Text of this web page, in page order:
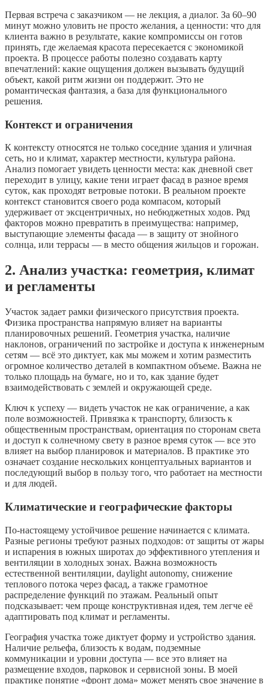
Первая встреча с заказчиком — не лекция, а диалог. За 60–90
минут можно уловить не просто желания, а ценности: что для
клиента важно в результате, какие компромиссы он готов
принять, где желаемая красота пересекается с экономикой
проекта. В процессе работы полезно создавать карту
впечатлений: какие ощущения должен вызывать будущий
объект, какой ритм жизни он поддержит. Это не
романтическая фантазия, а база для функционального
решения.
Контекст и ограничения
К контексту относятся не только соседние здания и уличная
сеть, но и климат, характер местности, культура района.
Анализ помогает увидеть ценности места: как дневной свет
переходит в улицу, какие тени играет фасад в разное время
суток, как проходят ветровые потоки. В реальном проекте
контекст становится своего рода компасом, который
удерживает от эксцентричных, но небюджетных ходов. Ряд
факторов можно превратить в преимущества: например,
выступающие элементы фасада — в защиту от знойного
солнца, или террасы — в место общения жильцов и горожан.
2. Анализ участка: геометрия, климат
и регламенты
Участок задает рамки физического присутствия проекта.
Физика пространства напрямую влияет на варианты
планировочных решений. Геометрия участка, наличие
наклонов, ограничений по застройке и доступа к инженерным
сетям — всё это диктует, как мы можем и хотим разместить
огромное количество деталей в компактном объеме. Важна не
только площадь на бумаге, но и то, как здание будет
взаимодействовать с землей и окружающей среде.
Ключ к успеху — видеть участок не как ограничение, а как
поле возможностей. Привязка к транспорту, близость к
общественным пространствам, ориентация по сторонам света
и доступ к солнечному свету в разное время суток — все это
влияет на выбор планировок и материалов. В практике это
означает создание нескольких концептуальных вариантов и
последующий выбор в пользу того, что работает на местности
и для людей.
Климатические и географические факторы
По-настоящему устойчивое решение начинается с климата.
Разные регионы требуют разных подходов: от защиты от жары
и испарения в южных широтах до эффективного утепления и
вентиляции в холодных зонах. Важна возможность
естественной вентиляции, daylight autonomy, снижение
теплового потока через фасад, а также грамотное
распределение функций по этажам. Реальный опыт
подсказывает: чем проще конструктивная идея, тем легче её
адаптировать под климат и регламенты.
География участка тоже диктует форму и устройство здания.
Наличие рельефа, близость к водам, подземные
коммуникации и уровни доступа — все это влияет на
размещение входов, парковок и сервисной зоны. В моей
практике понятие «фронт дома» может менять свое значение в